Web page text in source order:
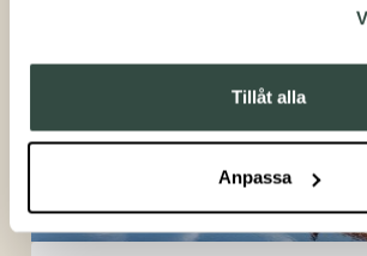
samlat in när du har använt deras
Tillåt alla
Anpassa